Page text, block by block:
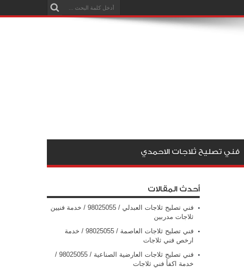
فني تصليح ثلاجات الاحمدي
أحدث المقالات
فني تصليح ثلاجات العبدلي / 98025055 / خدمة فنيين
ثلاجات مدربين
فني تصليح ثلاجات العاصمة / 98025055 / خدمة
ارخص فني ثلاجات
فني تصليح ثلاجات العارضية الصناعية / 98025055 /
خدمة اكفأ فني ثلاجات